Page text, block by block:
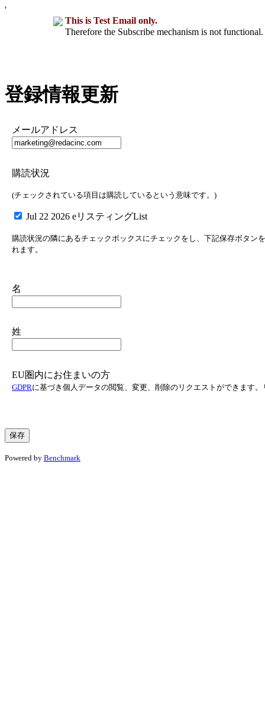
'
This is Test Email only.
Therefore the Subscribe mechanism is not
登録情報更新
メールアドレス
購読状況
(チェックされている項目は購読しているという意味です。)
Jul 22 2026 eリスティングList
購読状況の隣にあるチェックボックスにチェックをし、下記保存ボタ
れます。
名
姓
EU圏内にお住まいの方
GDPRに基づき個人データの閲覧、変更、削除のリクエストができます
Powered by Benchmark